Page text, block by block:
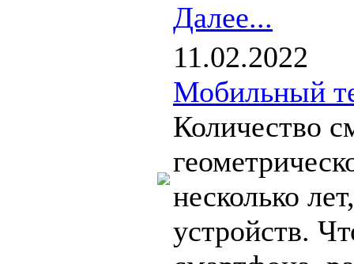
Далее...
11.02.2022
Мобильный
Количество
несколько
устройств.